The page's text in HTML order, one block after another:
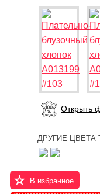
Открыть
ДРУГИЕ ЦВЕТА
В избранное